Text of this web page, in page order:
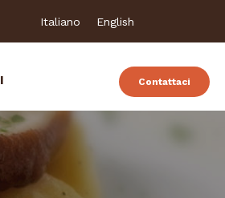
Italiano English
Contattaci